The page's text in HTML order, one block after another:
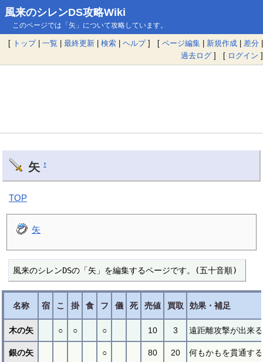
風来のシレンDS攻略Wiki
このページでは「矢」について攻略しています。
[ トップ| 一覧 | 最終更新 | 検索 | ヘルプ] [ ページ編集 | 新規作成 | 差分 |
過去ログ ] [ ログイン ]
矢 †
TOP
矢
風来のシレンDSの「矢」を編集するページです。(五十音順)
名称 宿 こ 掛 食 フ 儀 死 売値 買取 効果・補足
木の矢 ○ ○ ○ 10 3 遠距離攻撃が出来
銀の矢 ○ 80 20 何もかもを貫通す